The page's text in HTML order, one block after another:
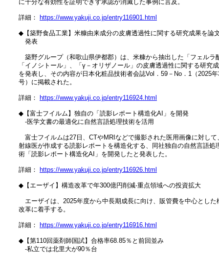
に十分な有効性を証明できず承認が消滅した事例に言及。
詳細： https://www.yakuji.co.jp/entry116901.html
◆【築野食品工業】米糠由来成分の皮膚透過性に関する研究成果を論
発表
築野グループ（和歌山県伊都郡）は、米糠から抽出した「フェルラ
「イノシトール」、「γ－オリザノール」の皮膚透過性に関する研究
を発表し、その内容が日本化粧品技術者会誌Vol．59－No．1（2025
号）に掲載された。
詳細： https://www.yakuji.co.jp/entry116924.html
◆【富士フイルム】独自の「読影レポート構造化AI」を開発
‐医学文書の最適化に自然言語処理技術を活用
富士フイルムは27日、CTやMRIなどで撮影された医用画像に対して
射線医が作成する読影レポートを構造化する、同社独自の自然言語処
術「読影レポート構造化AI」を開発したと発表した。
詳細： https://www.yakuji.co.jp/entry116926.html
◆【エーザイ】構造改革で年300億円削減‐重点領域への投資拡大
エーザイは、2025年度から中長期成長に向け、販管費を中心とした
改革に着手する。
詳細： https://www.yakuji.co.jp/entry116916.html
◆【第110回薬剤師国試】合格率68.85％と前回並み
‐私立では北里大が90％台